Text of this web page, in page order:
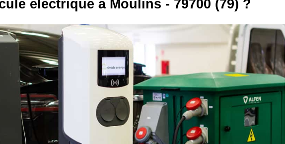
électrique à Moulins - 79700 (79) ?